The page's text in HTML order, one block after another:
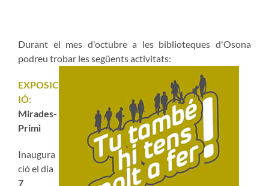
Durant el mes d'octubre a les biblioteques d'Osona
podreu trobar les següents activitats:
EXPOSIC
IÓ:
Mirades-
Primi
Inaugura
ció el dia
7